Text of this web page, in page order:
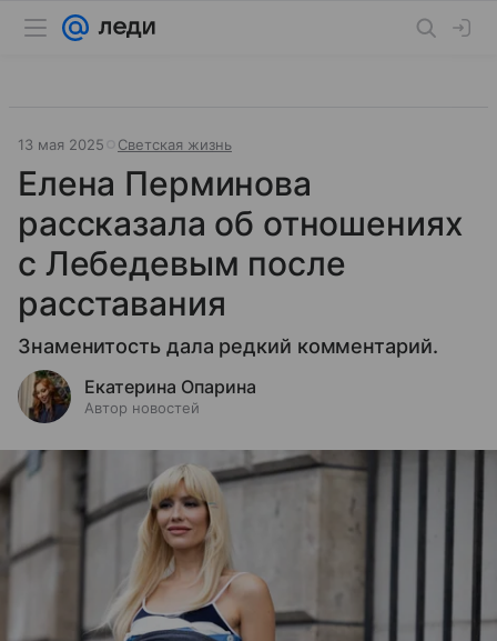
13 мая 2025 Светская жизнь
Елена Перминова
рассказала об отношениях
с Лебедевым после
расставания
Знаменитость дала редкий комментарий.
Екатерина Опарина
Автор новостей